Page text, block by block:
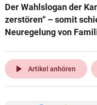
© Krone Multimedia GmbH
Muthgasse 2, 1190 Wien
Der Wahlslogan der
zerstören“ – somit
Neuregelung von
play_arrow Artikel anhören